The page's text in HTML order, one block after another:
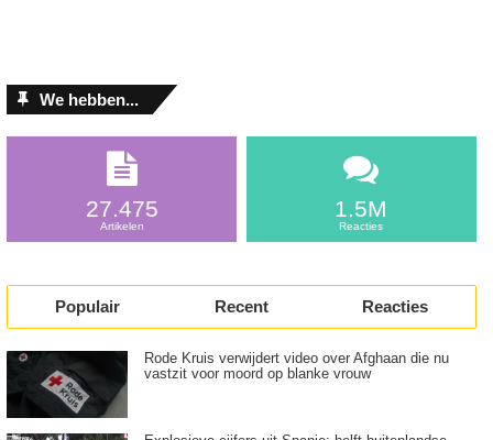
We hebben...
27.475
Artikelen
1.5M
Reacties
Populair Recent Reacties
Rode Kruis verwijdert video over Afghaan die nu
vastzit voor moord op blanke vrouw